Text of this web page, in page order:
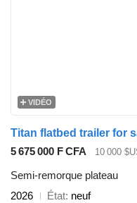
VIDÉO
Titan flatbed trailer for
5 675 000 F CFA
10 000
Semi-remorque plateau
2026
État neuf